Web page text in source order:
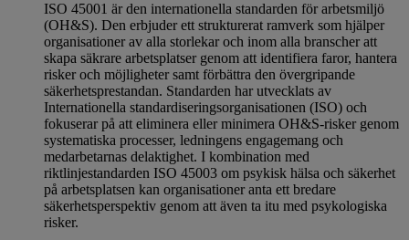
ISO 45001 är den internationella standarden för arbetsmiljö
(OH&S). Den erbjuder ett strukturerat ramverk som hjälper
organisationer av alla storlekar och inom alla branscher att
skapa säkrare arbetsplatser genom att identifiera faror, hantera
risker och möjligheter samt förbättra den övergripande
säkerhetsprestandan. Standarden har utvecklats av
Internationella standardiseringsorganisationen (ISO) och
fokuserar på att eliminera eller minimera OH&S-risker genom
systematiska processer, ledningens engagemang och
medarbetarnas delaktighet. I kombination med
riktlinjestandarden ISO 45003 om psykisk hälsa och säkerhet
på arbetsplatsen kan organisationer anta ett bredare
säkerhetsperspektiv genom att även ta itu med psykologiska
risker.